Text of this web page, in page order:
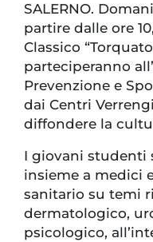
SALERNO.
partire dalle ore
Classico
parteciperanno
Prevenzione e
dai Centri
diffondere la
I giovani studenti
insieme a medici
sanitario su temi
dermatologico,
psicologico,